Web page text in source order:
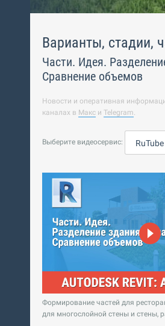
Варианты, стадии,
Части. Идея.
Сравнение объемов
Новости и оперативная
каналах в Макс и Telegram.
Выберите видеосервис: RuTube
Формирование частей для
для многослойной стены и стены,